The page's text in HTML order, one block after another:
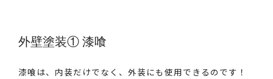
外壁塗装① 漆喰
漆喰は、内装だけでなく、外装にも使用できるのです！